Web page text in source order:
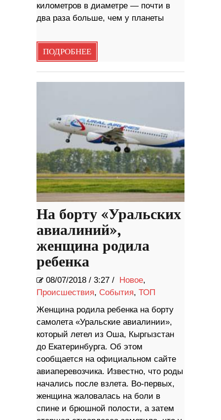
километров в диаметре — почти в
два раза больше, чем у планеты
ПОДРОБНЕЕ
На борту «Уральских
авиалиний»,
женщина родила
ребенка
08/07/2018 / 3:27 / Новое,
Происшествия, События, ТОП
Женщина родила ребенка на борту
самолета «Уральские авиалинии»,
который летел из Оша, Кыргызстан
до Екатеринбурга. Об этом
сообщается на официальном сайте
авиаперевозчика. Известно, что роды
начались после взлета. Во-первых,
женщина жаловалась на боли в
спине и брюшной полости, а затем